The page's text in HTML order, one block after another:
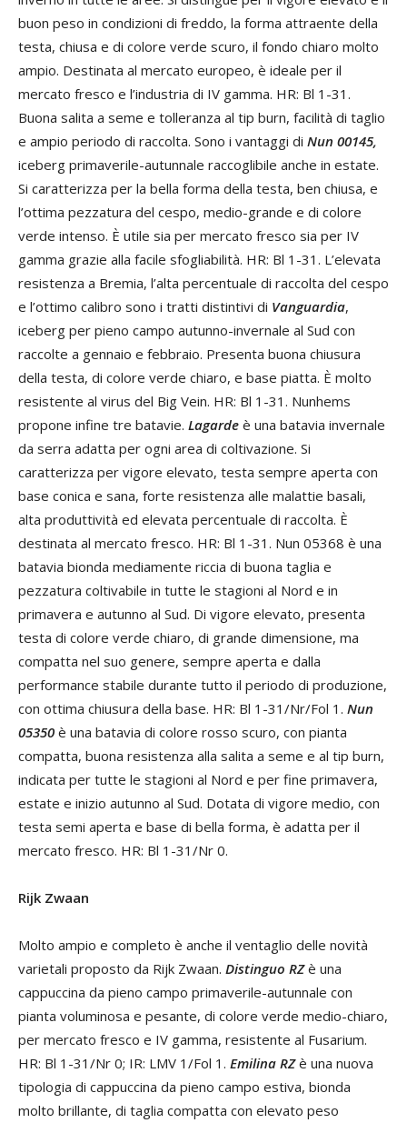
buon peso in condizioni di freddo, la forma attraente della
testa, chiusa e di colore verde scuro, il fondo chiaro molto
ampio. Destinata al mercato europeo, è ideale per il
mercato fresco e l’industria di IV gamma. HR: Bl 1-31.
Buona salita a seme e tolleranza al tip burn, facilità di taglio
e ampio periodo di raccolta. Sono i vantaggi di Nun 00145,
iceberg primaverile-autunnale raccoglibile anche in estate.
Si caratterizza per la bella forma della testa, ben chiusa, e
l’ottima pezzatura del cespo, medio-grande e di colore
verde intenso. È utile sia per mercato fresco sia per IV
gamma grazie alla facile sfogliabilità. HR: Bl 1-31. L’elevata
resistenza a Bremia, l’alta percentuale di raccolta del cespo
e l’ottimo calibro sono i tratti distintivi di Vanguardia,
iceberg per pieno campo autunno-invernale al Sud con
raccolte a gennaio e febbraio. Presenta buona chiusura
della testa, di colore verde chiaro, e base piatta. È molto
resistente al virus del Big Vein. HR: Bl 1-31. Nunhems
propone infine tre batavie. Lagarde è una batavia invernale
da serra adatta per ogni area di coltivazione. Si
caratterizza per vigore elevato, testa sempre aperta con
base conica e sana, forte resistenza alle malattie basali,
alta produttività ed elevata percentuale di raccolta. È
destinata al mercato fresco. HR: Bl 1-31. Nun 05368 è una
batavia bionda mediamente riccia di buona taglia e
pezzatura coltivabile in tutte le stagioni al Nord e in
primavera e autunno al Sud. Di vigore elevato, presenta
testa di colore verde chiaro, di grande dimensione, ma
compatta nel suo genere, sempre aperta e dalla
performance stabile durante tutto il periodo di produzione,
con ottima chiusura della base. HR: Bl 1-31/Nr/Fol 1. Nun
05350 è una batavia di colore rosso scuro, con pianta
compatta, buona resistenza alla salita a seme e al tip burn,
indicata per tutte le stagioni al Nord e per fine primavera,
estate e inizio autunno al Sud. Dotata di vigore medio, con
testa semi aperta e base di bella forma, è adatta per il
mercato fresco. HR: Bl 1-31/Nr 0.
Rijk Zwaan
Molto ampio e completo è anche il ventaglio delle novità
varietali proposto da Rijk Zwaan. Distinguo RZè una
cappuccina da pieno campo primaverile-autunnale con
pianta voluminosa e pesante, di colore verde medio-chiaro,
per mercato fresco e IV gamma, resistente al Fusarium.
HR: Bl 1-31/Nr 0; IR: LMV 1/Fol 1. Emilina RZè una nuova
tipologia di cappuccina da pieno campo estiva, bionda
molto brillante, di taglia compatta con elevato peso